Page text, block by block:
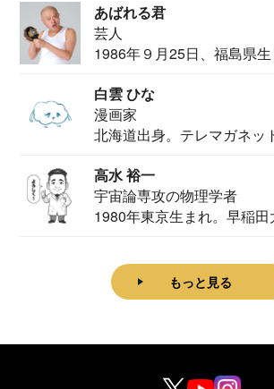
あばれる君
芸人
1986年９月25日、福島県
白雲 ひな
漫画家
北海道出身。テレマガネッ
高水 裕一
宇宙論専攻の物理学者
1980年東京生まれ。早稲
もっと見る